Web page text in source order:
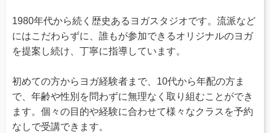
1980年代から続く歴史あるヨガスタジオです。流派など
にはこだわらずに、誰もが参加できるオリジナルのヨガ
を提案し続け、丁寧に指導しています。
初めての方からヨガ経験者まで、10代から年配の方ま
で、年齢や性別を問わずに無理なく取り組むことができ
ます。個々の目的や経験に合わせて様々なクラスを予約
なしで受講できます。